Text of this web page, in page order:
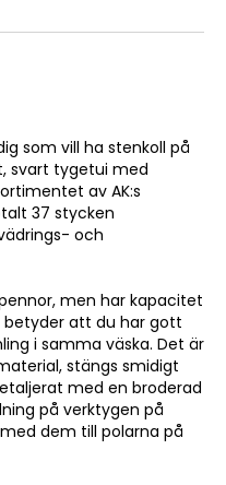
som vill ha stenkoll på
svart tygetui med
av AK:s
37 stycken
och
men har kapacitet
att du har gott
i samma väska. Det är
stängs smidigt
med en broderad
på verktygen på
dem till polarna på